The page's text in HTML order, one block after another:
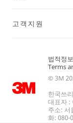
고객지원
법적정보
Terms
© 3M
한국쓰
대표자 :
주소: 서
화: 080-